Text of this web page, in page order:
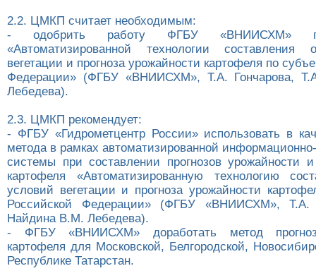
2.2. ЦМКП считает необходимым:
- одобрить работу ФГБУ «ВНИИСХМ» по
«Автоматизированной технологии составления
вегетации и прогноза урожайности картофеля по
Федерации» (ФГБУ «ВНИИСХМ», Т.А. Гончарова,
Лебедева).
2.3. ЦМКП рекомендует:
- ФГБУ «Гидрометцентр России» использовать в
метода в рамках автоматизированной информационно-
системы при составлении прогнозов урожайности
картофеля «Автоматизированную технологию
условий вегетации и прогноза урожайности
Российской Федерации» (ФГБУ «ВНИИСХМ», Т.А.
Найдина В.М. Лебедева).
- ФГБУ «ВНИИСХМ» доработать метод
картофеля для Московской, Белгородской,
Республике Татарстан.